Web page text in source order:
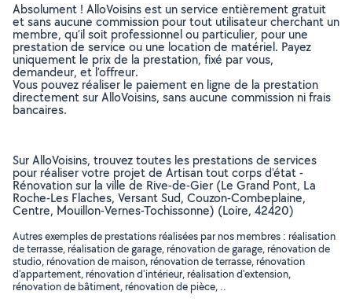
Absolument ! AlloVoisins est un service entièrement gratuit
et sans aucune commission pour tout utilisateur cherchant un
membre, qu’il soit professionnel ou particulier, pour une
prestation de service ou une location de matériel. Payez
uniquement le prix de la prestation, fixé par vous,
demandeur, et l’offreur.
Vous pouvez réaliser le paiement en ligne de la prestation
directement sur AlloVoisins, sans aucune commission ni frais
bancaires.
Sur AlloVoisins, trouvez toutes les prestations de services
pour réaliser votre projet de Artisan tout corps d'état -
Rénovation sur la ville de Rive-de-Gier (Le Grand Pont, La
Roche-Les Flaches, Versant Sud, Couzon-Combeplaine,
Centre, Mouillon-Vernes-Tochissonne) (Loire, 42420)
Autres exemples de prestations réalisées par nos membres : réalisation
de terrasse, réalisation de garage, rénovation de garage, rénovation de
studio, rénovation de maison, rénovation de terrasse, rénovation
d'appartement, rénovation d'intérieur, réalisation d'extension,
rénovation de bâtiment, rénovation de pièce, ..